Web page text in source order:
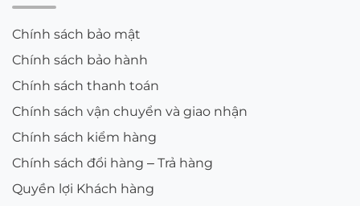
Chính sách bảo mật
Chính sách bảo hành
Chính sách thanh toán
Chính sách vận chuyển và giao nhận
Chính sách kiểm hàng
Chính sách đổi hàng – Trả hàng
Quyền lợi Khách hàng